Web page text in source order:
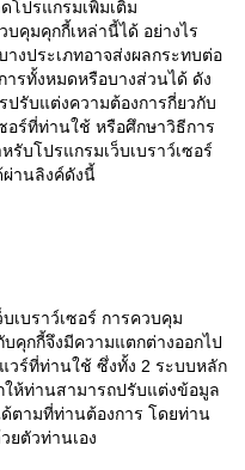
โปรแกรมเพิ่มเติม
คุมคุกกี้เหล่านี้ได้ อย่างไร
งประเภทอาจส่งผลกระทบต่อ
ารทั้งหมดหรือบางส่วนได้ ดัง
รับแต่งความต้องการกี่ยวกับ
อร์ที่ท่านใช้ หรือศึกษาวิธีการ
รับโปรแกรมเว็บเบราว์เซอร์
ผ่านลิงค์ดังนี้
เบราว์เซอร์ การควบคุม
คุกกี้จึงมีความแตกต่างออกไป
ร์ที่ท่านใช้ ซึ่งทั้ง 2 ระบบหลัก
ให้ท่านสามารถปรับแต่งข้อมูล
ตามที่ท่านต้องการ โดยท่าน
ยตัวท่านเอง